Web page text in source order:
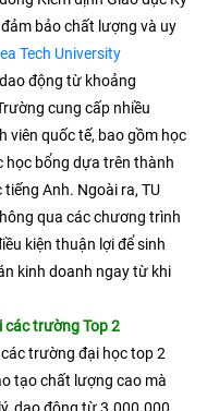
bảo chất lượng và uy
Tech University
động từ khoảng
cung cấp nhiều
viên quốc tế, bao gồm học
học bổng dựa trên thành
Anh. Ngoài ra, TU
qua các chương trình
kiện thuận lợi để sinh
kinh doanh ngay từ khi
các trường Top 2
trường đại học top 2
tạo chất lượng cao mà
dao động từ 3.000.000